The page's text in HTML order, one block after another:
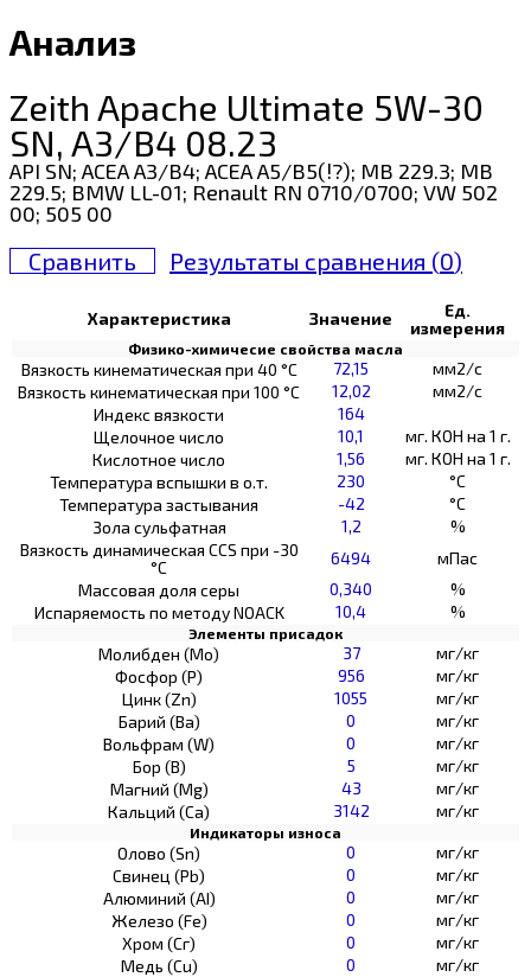
Анализ
Zeith Apache Ultimate 5W-30
SN, A3/B4 08.23
API SN; ACEA A3/B4; ACEA A5/B5(!?); MB 229.3; MB
229.5; BMW LL-01; Renault RN 0710/0700; VW 502
00; 505 00
Сравнить Результаты сравнения (0)
Характеристика Значение
Ед.
измерения
Физико-химичесие свойства масла
Вязкость кинематическая при 40 °С 72,15
мм2/с
Вязкость кинематическая при 100 °С
12,02
мм2/с
Индекс вязкости
164
Щелочное число
10,1
мг. КОН на 1 г.
Кислотное число
1,56
мг. КОН на 1 г.
Температура вспышки в о.т.
230
°C
Температура застывания
-42
°C
Зола сульфатная
1,2
%
Вязкость динамическая CCS при -30
°С
6494
мПас
Массовая доля серы
0,340
%
Испаряемость по методу NOACK
10,4 %
Элементы присадок
Молибден (Мо) 37
мг/кг
Фосфор (Р)
956
мг/кг
Цинк (Zn)
1055
мг/кг
Барий (Ва)
0
мг/кг
Вольфрам (W)
0
мг/кг
Бор (В)
5
мг/кг
Магний (Mg)
43
мг/кг
Кальций (Са)
3142 мг/кг
Индикаторы износа
Олово (Sn) 0
мг/кг
Свинец (Pb)
0
мг/кг
Алюминий (AI)
0
мг/кг
Железо (Fe)
0
мг/кг
Хром (Сг)
0
мг/кг
Медь (Cu)
0
мг/кг